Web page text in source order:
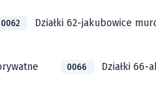
0062 Działki 62-jakubowice
0066 Działki 66-